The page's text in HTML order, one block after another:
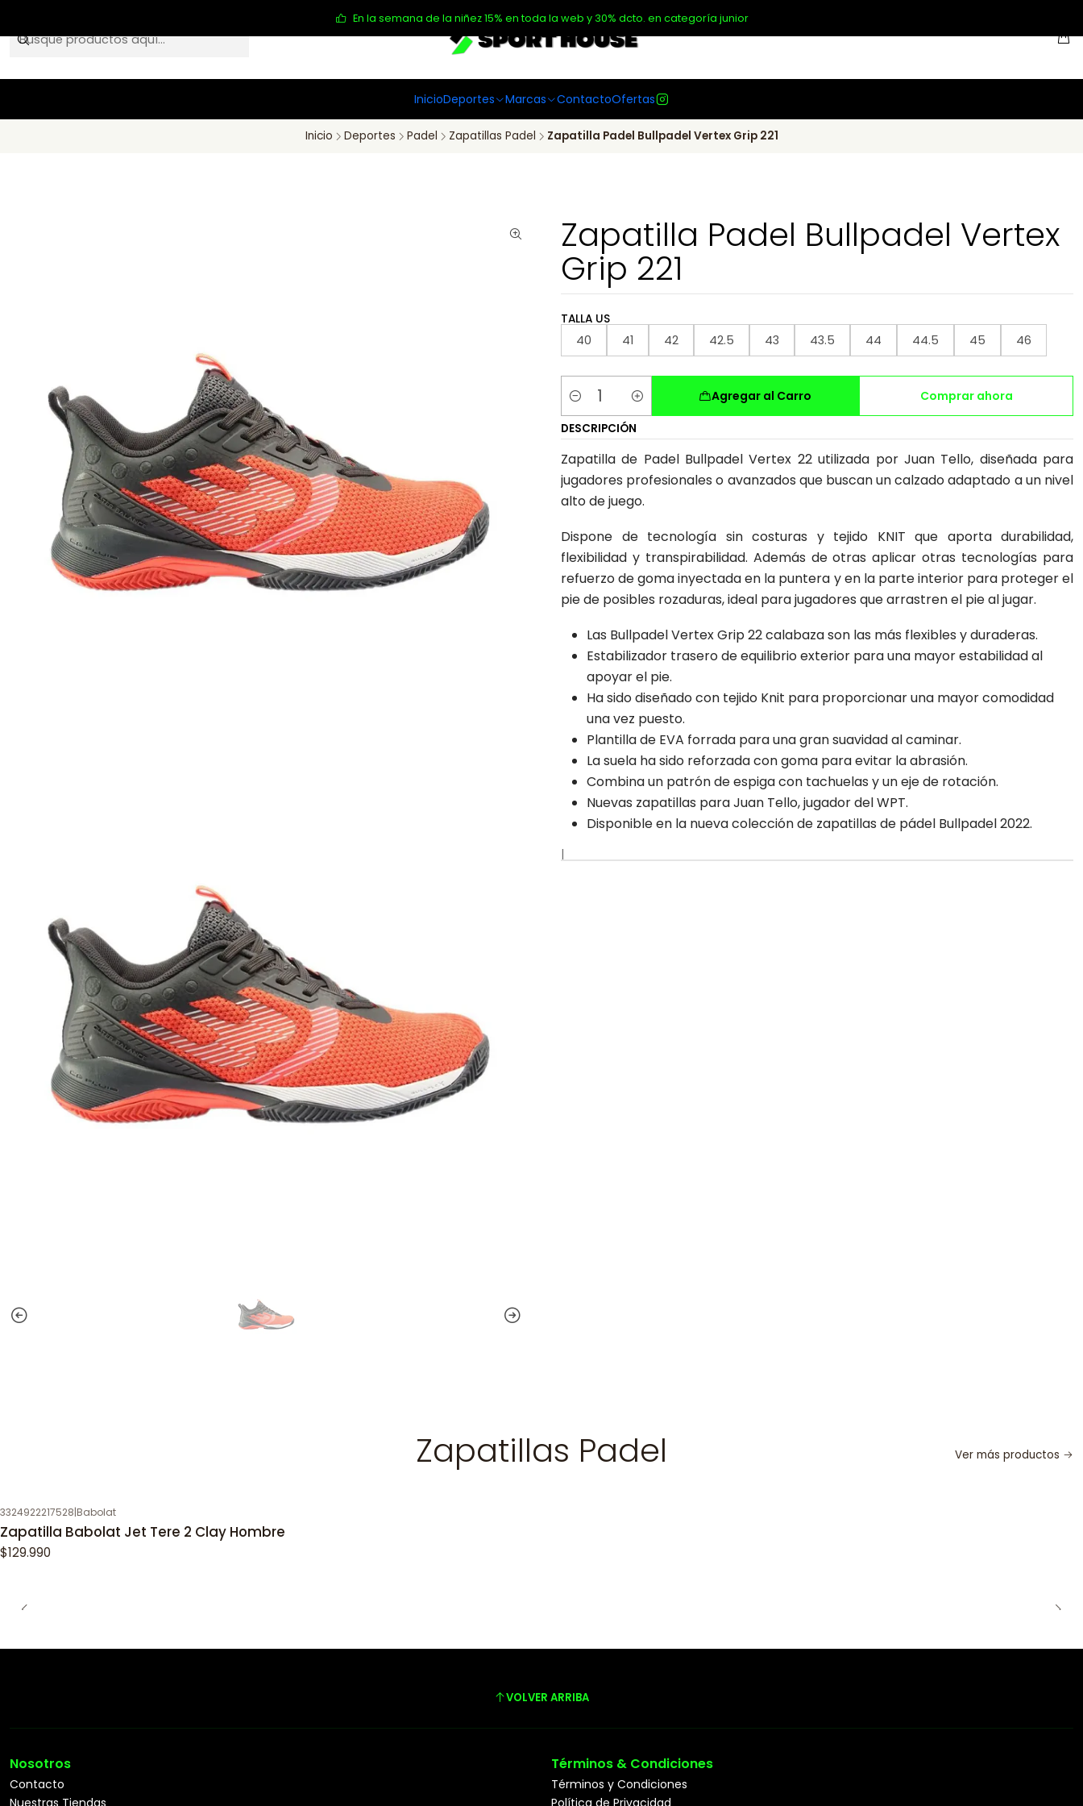
InicioDeportes Marcas ContactoOfertas
En la semana de la niñez 15% en toda la web y 30% dcto. en categoría junior
Inicio Deportes Padel Zapatillas Padel Zapatilla Padel Bullpadel Vertex Grip 221
Zapatilla Padel Bullpadel Vertex
Grip 221
TALLA US
40 41 42 42.5 43 43.5 44 44.5 45 46
Cantidad
Agregar al Carro Comprar ahora
DESCRIPCIÓN
Zapatilla de Padel Bullpadel Vertex 22 utilizada por Juan Tello, diseñada para
jugadores profesionales o avanzados que buscan un calzado adaptado a un nivel
alto de juego.
Dispone de tecnología sin costuras y tejido KNIT que aporta durabilidad,
flexibilidad y transpirabilidad. Además de otras aplicar otras tecnologías para
refuerzo de goma inyectada en la puntera y en la parte interior para proteger el
pie de posibles rozaduras, ideal para jugadores que arrastren el pie al jugar.
Las Bullpadel Vertex Grip 22 calabaza son las más flexibles y duraderas.
Estabilizador trasero de equilibrio exterior para una mayor estabilidad al
apoyar el pie.
Ha sido diseñado con tejido Knit para proporcionar una mayor comodidad
una vez puesto.
Plantilla de EVA forrada para una gran suavidad al caminar.
La suela ha sido reforzada con goma para evitar la abrasión.
Combina un patrón de espiga con tachuelas y un eje de rotación.
Nuevas zapatillas para Juan Tello, jugador del WPT.
Disponible en la nueva colección de zapatillas de pádel Bullpadel 2022.
|
Zapatillas Padel Ver más productos
3324922217528|Babolat
Zapatilla Babolat Jet Tere 2 Clay Hombre
$129.990
VOLVER ARRIBA
Nosotros
Contacto
Términos & Condiciones
Términos y Condiciones